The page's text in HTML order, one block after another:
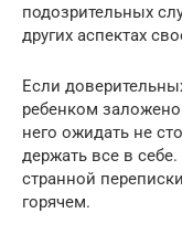
подозрительных
других аспектах
Если
ребенком
него ожидать не
держать все в
странной
горячем.